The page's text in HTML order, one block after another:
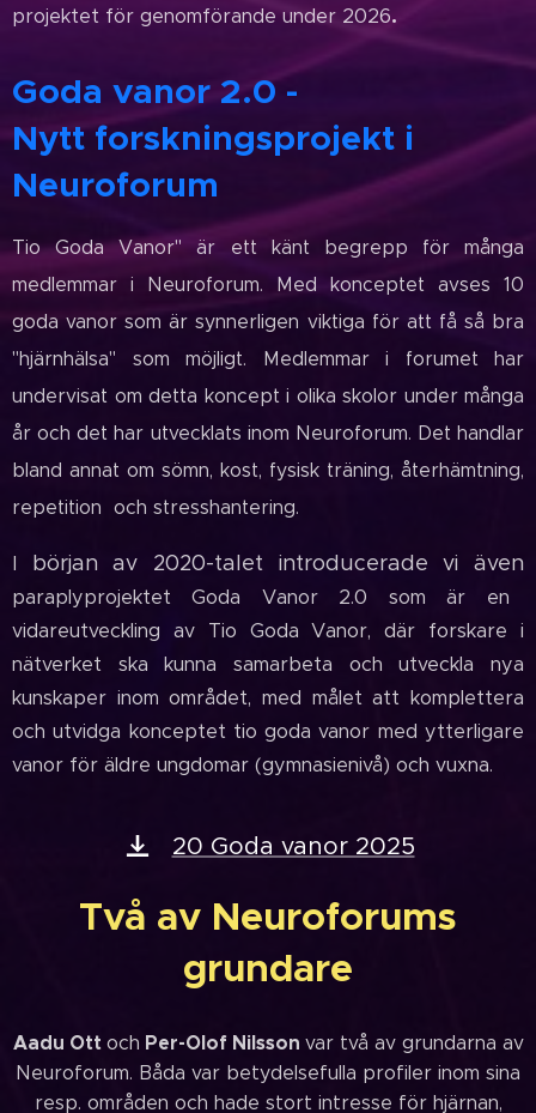
projektet för genomförande under 2026.
Goda vanor 2.0 -
Nytt forskningsprojekt i
Neuroforum
Tio Goda Vanor" är ett känt begrepp för många
medlemmar i Neuroforum. Med konceptet avses 10
goda vanor som är synnerligen viktiga för att få så bra
"hjärnhälsa" som möjligt. Medlemmar i forumet har
undervisat om detta koncept i olika skolor under många
år och det har utvecklats inom Neuroforum. Det handlar
bland annat om sömn, kost, fysisk träning, återhämtning,
repetition och stresshantering.
I början av 2020-talet introducerade vi även
paraplyprojektet Goda Vanor 2.0 som är en
vidareutveckling av Tio Goda Vanor, där forskare i
nätverket ska kunna samarbeta och utveckla nya
kunskaper inom området, med målet att komplettera
och utvidga konceptet tio goda vanor med ytterligare
vanor för äldre ungdomar (gymnasienivå) och vuxna.
20 Goda vanor 2025
Två av Neuroforums
grundare
Aadu Ott och Per-Olof Nilsson var två av grundarna av
Neuroforum. Båda var betydelsefulla profiler inom sina
resp. områden och hade stort intresse för hjärnan,